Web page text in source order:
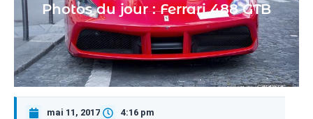
Photos du jour : Ferrari 488 GTB
mai 11, 2017 4:16 pm